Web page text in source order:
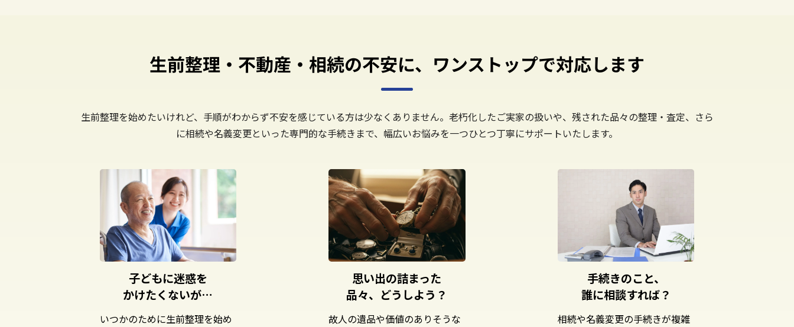
生前整理・不動産・相続の不安に、 ワンストップで対応します
生前整理を始めたいけれど、手順がわからず不安を感じている方は少なくありません。老朽化したご実家の扱いや、残された品々の整理・査定、さら
に相続や名義変更といった専門的な手続きまで、幅広いお悩みを一つひとつ丁寧にサポートいたします。
子どもに迷惑を
かけたくないが…
いつかのために生前整理を始め
思い出の詰まった
品々、どうしよう？
故人の遺品や価値のありそうな
手続きのこと、
誰に相談すれば？
相続や名義変更の手続きが複雑